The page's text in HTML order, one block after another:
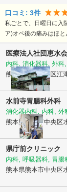
口コミ: 3件
私ごとで、日曜日に入
ア)オペ後の痛みはほ
医療法人社団恵水会
内科, 消化器科, 外科
熊本県熊本市東区江
水前寺胃腸科外科
消化器内科, 内科, 外
熊本県熊本市中央区
県庁前クリニック
内科, 呼吸器科, 胃腸
熊本県熊本市中央区